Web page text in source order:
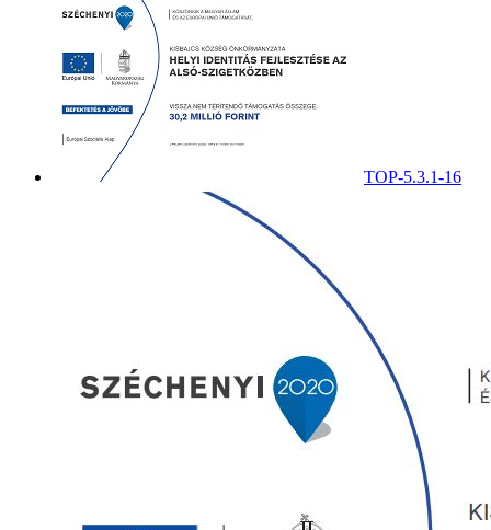
TOP-5.3.1-16